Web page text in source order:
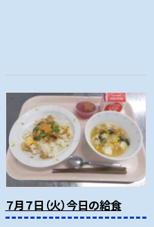
７月７日（火）今日の給食